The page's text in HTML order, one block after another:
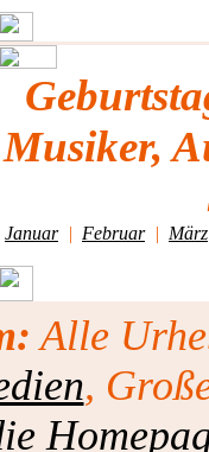
Musiker,
Januar| Februar| März
Alle
,